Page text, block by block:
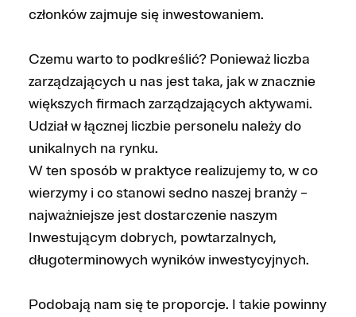
członków zajmuje się inwestowaniem.
Czemu warto to podkreślić? Ponieważ liczba
zarządzających u nas jest taka, jak w znacznie
większych firmach zarządzających aktywami.
Udział w łącznej liczbie personelu należy do
unikalnych na rynku.
W ten sposób w praktyce realizujemy to, w co
wierzymy i co stanowi sedno naszej branży –
najważniejsze jest dostarczenie naszym
Inwestującym dobrych, powtarzalnych,
długoterminowych wyników inwestycyjnych.
Podobają nam się te proporcje. I takie powinny